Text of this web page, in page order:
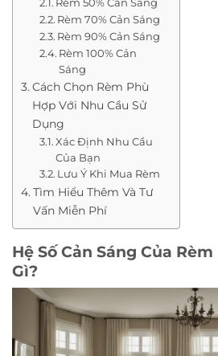
Rèm 70% Cản Sáng
Rèm 90% Cản Sáng
Rèm 100% Cản
Sáng
Cách Chọn Rèm Phù
Hợp Với Nhu Cầu Sử
Dụng
Xác Định Nhu Cầu
Của Bạn
Lưu Ý Khi Mua Rèm
Tìm Hiểu Thêm Và Tư
Vấn Miễn Phí
Hệ Số Cản Sáng Của
Gì?